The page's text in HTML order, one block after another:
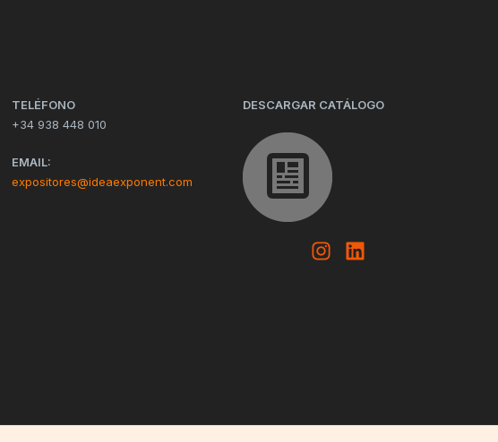
TELÉFONO
+34 938 448 010
EMAIL:
expositores@ideaexponent.com
DESCARGAR CATÁLOGO